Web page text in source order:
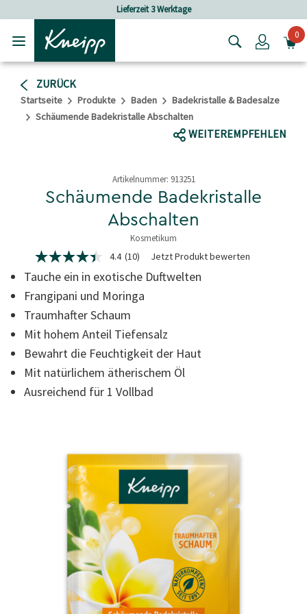
Login0
ZURÜCK
Startseite Produkte Baden
Badekristalle & Badesalze
Schäumende Badekristalle Abschalten
WEITEREMPFEHLEN
Artikelnummer: 913251
Schäumende Badekristalle
Abschalten
Kosmetikum
4 von 5 Sternen
4.4
von
5
Sternen,
Durchschnittswert
der
Bewertung.
Read
10
Reviews.
Link
derselben
4.4 (10) Jetzt Produkt bewerten
Tauche ein in exotische Duftwelten
Frangipani und Moringa
Traumhafter Schaum
Mit hohem Anteil Tiefensalz
Bewahrt die Feuchtigkeit der Haut
Mit natürlichem ätherischem Öl
Ausreichend für 1 Vollbad